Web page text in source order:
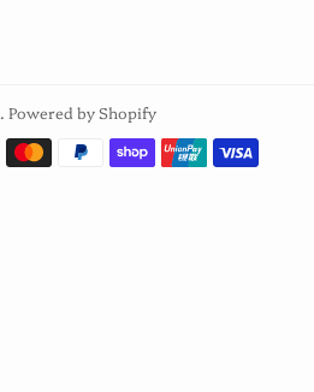
. Powered by Shopify